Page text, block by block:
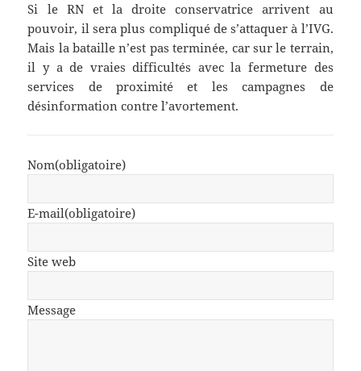
Si le RN et la droite conservatrice arrivent au
pouvoir, il sera plus compliqué de s’attaquer à l’IVG.
Mais la bataille n’est pas terminée, car sur le terrain,
il y a de vraies difficultés avec la fermeture des
services de proximité et les campagnes de
désinformation contre l’avortement.
Nom(obligatoire)
E-mail(obligatoire)
Site web
Message